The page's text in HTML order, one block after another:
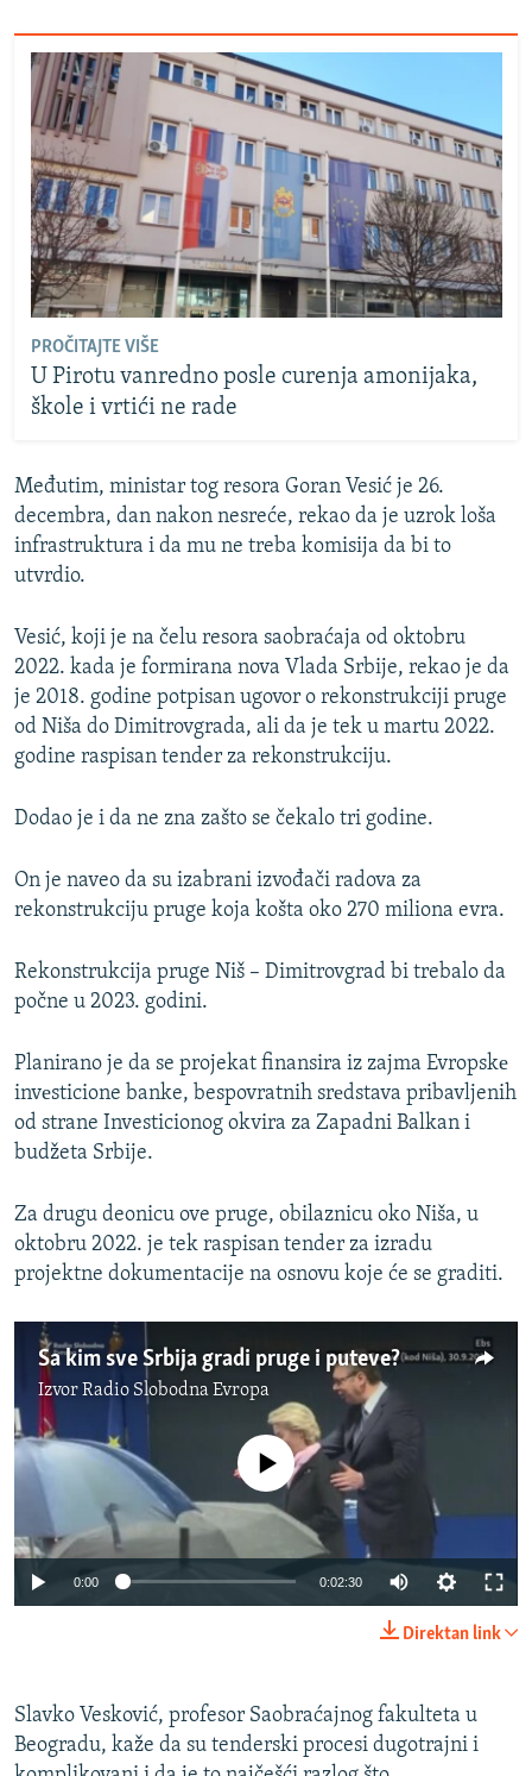
PROČITAJTE VIŠE
U Pirotu vanredno posle curenja amonijaka,
škole i vrtići ne rade
Međutim, ministar tog resora Goran Vesić je 26.
decembra, dan nakon nesreće, rekao da je uzrok loša
infrastruktura i da mu ne treba komisija da bi to
utvrdio.
Vesić, koji je na čelu resora saobraćaja od oktobru
2022. kada je formirana nova Vlada Srbije, rekao je da
je 2018. godine potpisan ugovor o rekonstrukciji pruge
od Niša do Dimitrovgrada, ali da je tek u martu 2022.
godine raspisan tender za rekonstrukciju.
Dodao je i da ne zna zašto se čekalo tri godine.
On je naveo da su izabrani izvođači radova za
rekonstrukciju pruge koja košta oko 270 miliona evra.
Rekonstrukcija pruge Niš – Dimitrovgrad bi trebalo da
počne u 2023. godini.
Planirano je da se projekat finansira iz zajma Evropskе
invеsticione banke, bespovratnih srеdstava pribavljenih
od strane Investicionog okvira za Zapadni Balkan i
budžeta Srbije.
Za drugu deonicu ove pruge, obilaznicu oko Niša, u
oktobru 2022. je tek raspisan tender za izradu
projektne dokumentacije na osnovu koje će se graditi.
Sa kim sve Srbija gradi pruge i puteve?
IzvorRadio Slobodna Evropa
No media source currently available
0:00 0:02:30
Direktan link
Slavko Vesković, profesor Saobraćajnog fakulteta u
Beogradu, kaže da su tenderski procesi dugotrajni i